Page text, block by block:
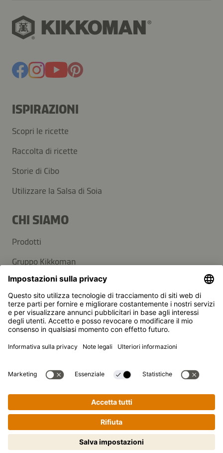
Cucinare passo dopo passo non è
mai stato così semplice! Clicca qui
per iniziare
ISPIRAZIONI
Scopri le ricette
Raccolta di ricette
Storie di Cibo
Utilizzare la Salsa di Soia
CHI SIAMO
Prodotti
Gruppo Kikkoman
Sostenibilità
SUPPORTO
Domande frequenti
Contatti
Newsletter
Kikkoman è un marchio registrato della Kikkoman
Corporation, Giappone.
© Kikkoman Trading Europe GmbH 2023 – 2026
Theodorstraße 180, 40472 Düsseldorf, Germany